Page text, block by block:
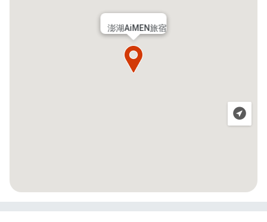
澎湖AiMEN旅宿